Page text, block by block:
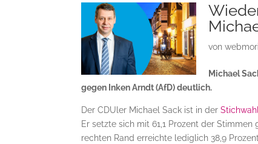
von
Michael
gegen Inken Arndt (AfD) deutlich.
Der CDUler Michael Sack ist in der
Er setzte sich mit 61,1 Prozent der
rechten Rand erreichte lediglich 38,9